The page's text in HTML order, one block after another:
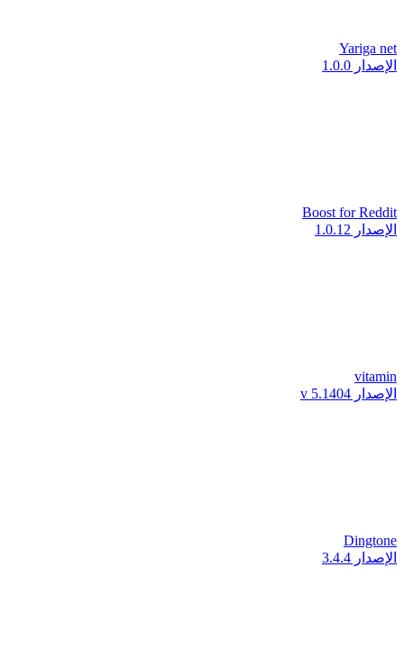
Yariga net
الإصدار 1.0.0
Boost for Reddit
الإصدار 1.0.12
vitamin
الإصدار v 5.1404
Dingtone
الإصدار 3.4.4